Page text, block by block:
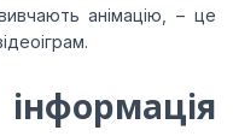
анімацію, – це